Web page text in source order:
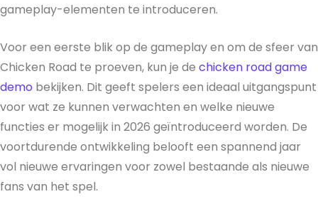
gameplay-elementen te introduceren.
Voor een eerste blik op de gameplay en om de sfeer van
Chicken Road te proeven, kun je de chicken road game
demo bekijken. Dit geeft spelers een ideaal uitgangspunt
voor wat ze kunnen verwachten en welke nieuwe
functies er mogelijk in 2026 geïntroduceerd worden. De
voortdurende ontwikkeling belooft een spannend jaar
vol nieuwe ervaringen voor zowel bestaande als nieuwe
fans van het spel.